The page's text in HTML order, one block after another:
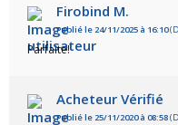
Firobind M.
Publié le 24/11/2025 à 16:10
Parfaite!
Acheteur Vérifié
Publié le 25/11/2020 à 08:58